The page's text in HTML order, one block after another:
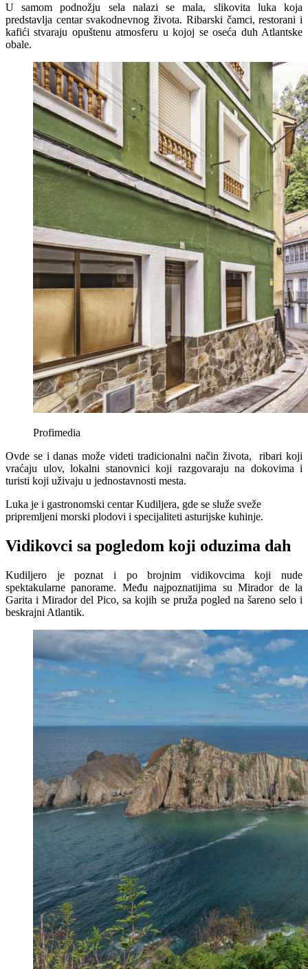
U samom podnožju sela nalazi se mala, slikovita luka koja
predstavlja centar svakodnevnog života. Ribarski čamci, restorani i
kafići stvaraju opuštenu atmosferu u kojoj se oseća duh Atlantske
obale.
Profimedia
Ovde se i danas može videti tradicionalni način života, ribari koji
vraćaju ulov, lokalni stanovnici koji razgovaraju na dokovima i
turisti koji uživaju u jednostavnosti mesta.
Luka je i gastronomski centar Kudiljera, gde se služe sveže
pripremljeni morski plodovi i specijaliteti asturijske kuhinje.
Vidikovci sa pogledom koji oduzima dah
Kudiljero je poznat i po brojnim vidikovcima koji nude
spektakularne panorame. Među najpoznatijima su Mirador de la
Garita i Mirador del Pico, sa kojih se pruža pogled na šareno selo i
beskrajni Atlantik.